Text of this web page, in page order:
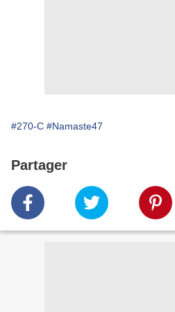
#270-C #Namaste47
Partager